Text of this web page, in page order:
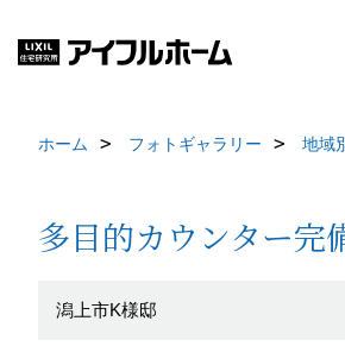
ホーム フォトギャラリー 地域
多目的カウンター完
潟上市K様邸